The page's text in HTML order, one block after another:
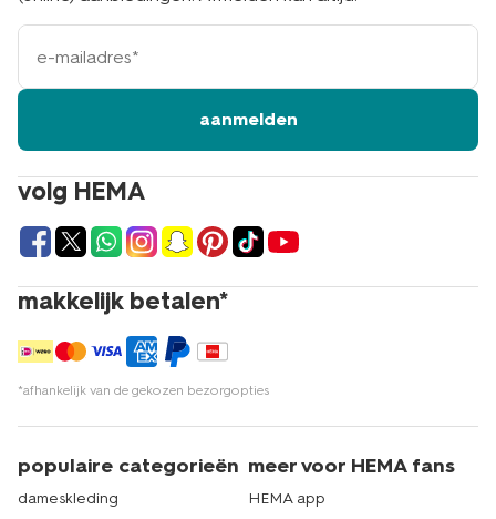
volg HEMA
makkelijk betalen*
*afhankelijk van de gekozen bezorgopties
e-
mailadres
aanmelden
populaire categorieën
dameskleding
meer voor HEMA fans
HEMA app